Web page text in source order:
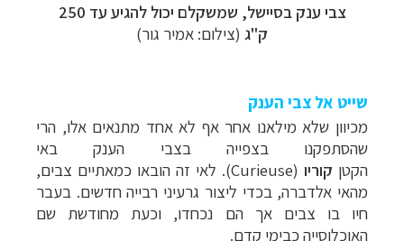
צבי ענק בסיישל, שמשקלם יכול להגיע עד 250
ק"ג (צילום: אמיר גור)
שייט אל צבי הענק
מכיוון שלא מילאנו אחר אף לא אחד מתנאים אלו, הרי
שהסתפקנו בצפייה בצבי הענק באי
הקטן קוריו (
Curieuse). לאי זה הובאו כמאתיים צבים,
מהאי אלדברה, בכדי ליצור גרעיני רבייה חדשים. בעבר
חיו בו צבים אך הם נכחדו, וכעת מחודשת שם
האוכלוסייה כבימי קדם.